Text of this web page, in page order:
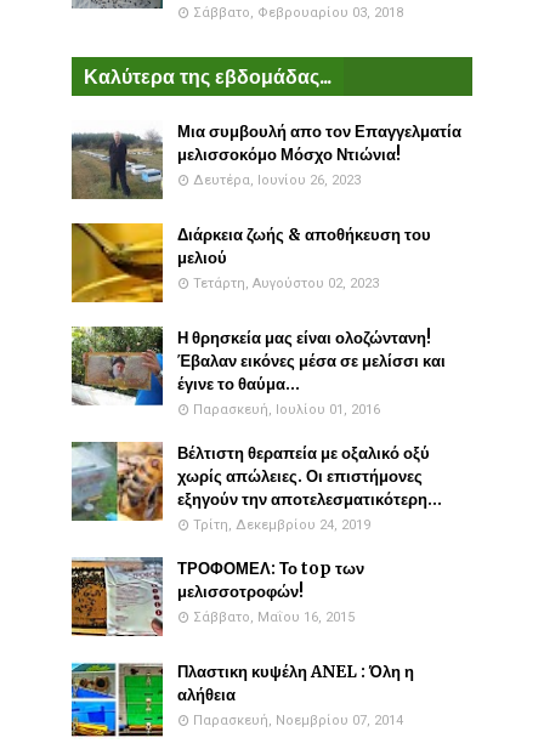
Σάββατο, Φεβρουαρίου 03, 2018
Καλύτερα της εβδομάδας...
Μια συμβουλή απο τον Επαγγελματία
μελισσοκόμο Μόσχο Ντιώνια!
Δευτέρα, Ιουνίου 26, 2023
Διάρκεια ζωής & αποθήκευση του
μελιού
Τετάρτη, Αυγούστου 02, 2023
Η θρησκεία μας είναι ολοζώντανη!
Έβαλαν εικόνες μέσα σε μελίσσι και
έγινε το θαύμα...
Παρασκευή, Ιουλίου 01, 2016
Βέλτιστη θεραπεία με οξαλικό οξύ
χωρίς απώλειες. Οι επιστήμονες
εξηγούν την αποτελεσματικότερη...
Τρίτη, Δεκεμβρίου 24, 2019
ΤΡΟΦΟΜΕΛ: Το top των
μελισσοτροφών!
Σάββατο, Μαΐου 16, 2015
Πλαστικη κυψέλη ANEL : Όλη η
αλήθεια
Παρασκευή, Νοεμβρίου 07, 2014